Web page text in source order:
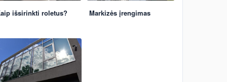
išsirinkti roletus? Markizės įrengimas